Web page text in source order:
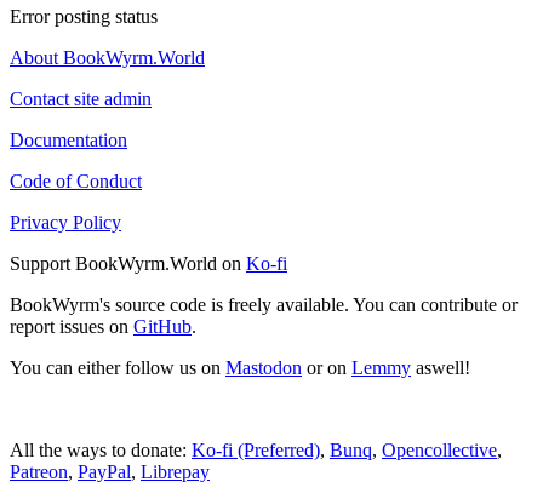
Error posting status
About BookWyrm.World
Contact site admin
Documentation
Code of Conduct
Privacy Policy
Support BookWyrm.World on Ko-fi
BookWyrm's source code is freely available. You can contribute or
report issues on GitHub.
You can either follow us on Mastodon or on Lemmy aswell!
All the ways to donate: Ko-fi (Preferred), Bunq, Opencollective,
Patreon, PayPal, Librepay